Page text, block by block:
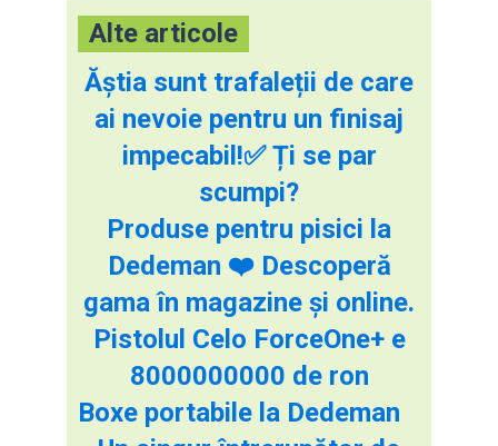
Alte articole
Ăștia sunt trafaleții de care
ai nevoie pentru un finisaj
impecabil!✅ Ți se par
scumpi?
Produse pentru pisici la
Dedeman ❤️ Descoperă
gama în magazine și online.
Pistolul Celo ForceOne+ e
8000000000 de ron
Boxe portabile la Dedeman